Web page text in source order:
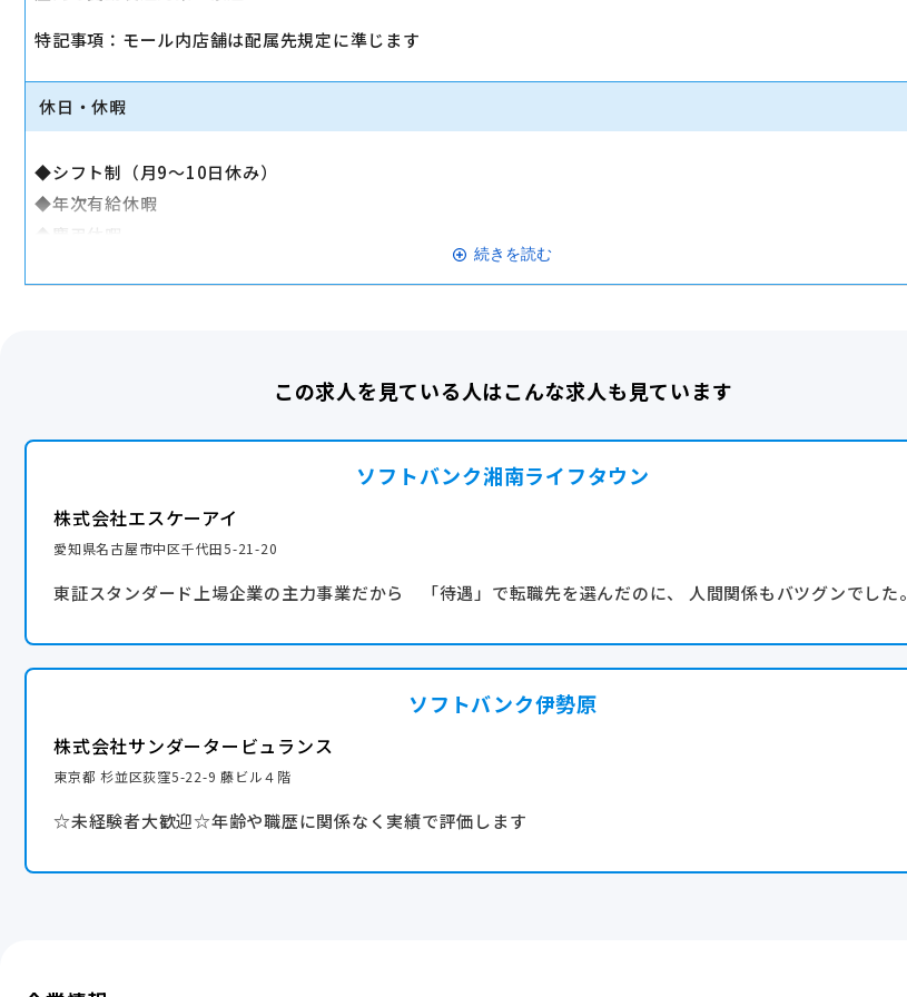
◆退職金制度
◆選択制ライフプラン積立金
◆制服貸与
◆リロクラブ
└テーマパーク・映画・スポーツジム・旅行の優待など
◆全社イベント
└ビアパーティー、クリスマスパーティーなど
└2024年は韓国または国内旅行の選択制
└ 個人実績に応じてポイントを付与。貯めたポイントはPayPayと交換
産休・育休実績あり
特記事項：モール内店舗は配属先規定に準じます
休日・休暇
◆シフト制（月9～10日休み）
◆年次有給休暇
◆慶弔休暇
◆時短勤務 ※社内規定あり
◆子どもの看護休暇
【年間休日】
116日
続きを読む
この求人を見ている人はこんな求人も見ています
ソフトバンク湘南ライフタウン
株式会社エスケーアイ
愛知県名古屋市中区千代田5-21-20
東証スタンダード上場企業の主力事業だから 「待遇」で転職先を選んだのに、 人間関係もバツグンでした。
ソフトバンク伊勢原
株式会社サンダータービュランス
東京都 杉並区荻窪5-22-9 藤ビル４階
☆未経験者大歓迎☆年齢や職歴に関係なく実績で評価します